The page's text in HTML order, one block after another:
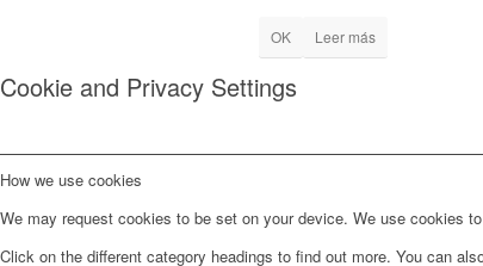
OK Leer más
Cookie and Privacy Settings
How we use cookies
We may request cookies to be set on your device. We use cookies
Click on the different category headings to find out more. You can